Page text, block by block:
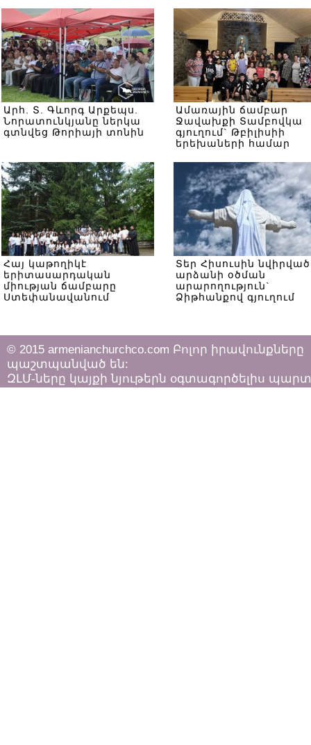
Արհ. Տ. Գևորգ Արքեպս.
Նորատունկյանը ներկա
գտնվեց Թորիայի տոնին
Ամառային ճամբար
Ջավախքի Տամբովկա
գյուղում` Թբիլիսիի
երեխաների համար
Հայ կաթողիկէ
երիտասարդական
միության ճամբարը
Ստեփանավանում
Տեր Հիսուսին նվիրված
արձանի օծման
արարողություն`
Ձիթհանքով գյուղում
© 2015 armenianchurchco.com Բոլոր իրավունքները
պաշտպանված են:
ԶԼՄ-ները կայքի նյութերն օգտագործելիս